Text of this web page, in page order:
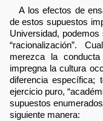
A los efectos de
de estos supuestos
Universidad,
“racionalización”.
merezca la
impregna la cultura
diferencia específica;
ejercicio puro,
supuestos
siguiente manera: